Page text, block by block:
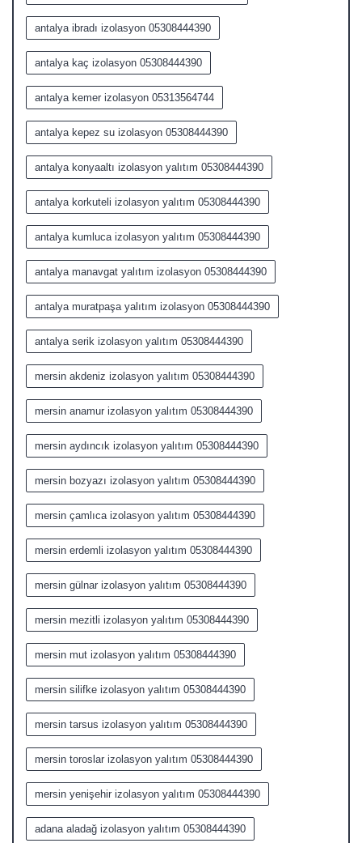
antalya ibradı izolasyon 05308444390
antalya kaç izolasyon 05308444390
antalya kemer izolasyon 05313564744
antalya kepez su izolasyon 05308444390
antalya konyaaltı izolasyon yalıtım 05308444390
antalya korkuteli izolasyon yalıtım 05308444390
antalya kumluca izolasyon yalıtım 05308444390
antalya manavgat yalıtım izolasyon 05308444390
antalya muratpaşa yalıtım izolasyon 05308444390
antalya serik izolasyon yalıtım 05308444390
mersin akdeniz izolasyon yalıtım 05308444390
mersin anamur izolasyon yalıtım 05308444390
mersin aydıncık izolasyon yalıtım 05308444390
mersin bozyazı izolasyon yalıtım 05308444390
mersin çamlıca izolasyon yalıtım 05308444390
mersin erdemli izolasyon yalıtım 05308444390
mersin gülnar izolasyon yalıtım 05308444390
mersin mezitli izolasyon yalıtım 05308444390
mersin mut izolasyon yalıtım 05308444390
mersin silifke izolasyon yalıtım 05308444390
mersin tarsus izolasyon yalıtım 05308444390
mersin toroslar izolasyon yalıtım 05308444390
mersin yenişehir izolasyon yalıtım 05308444390
adana aladağ izolasyon yalıtım 05308444390